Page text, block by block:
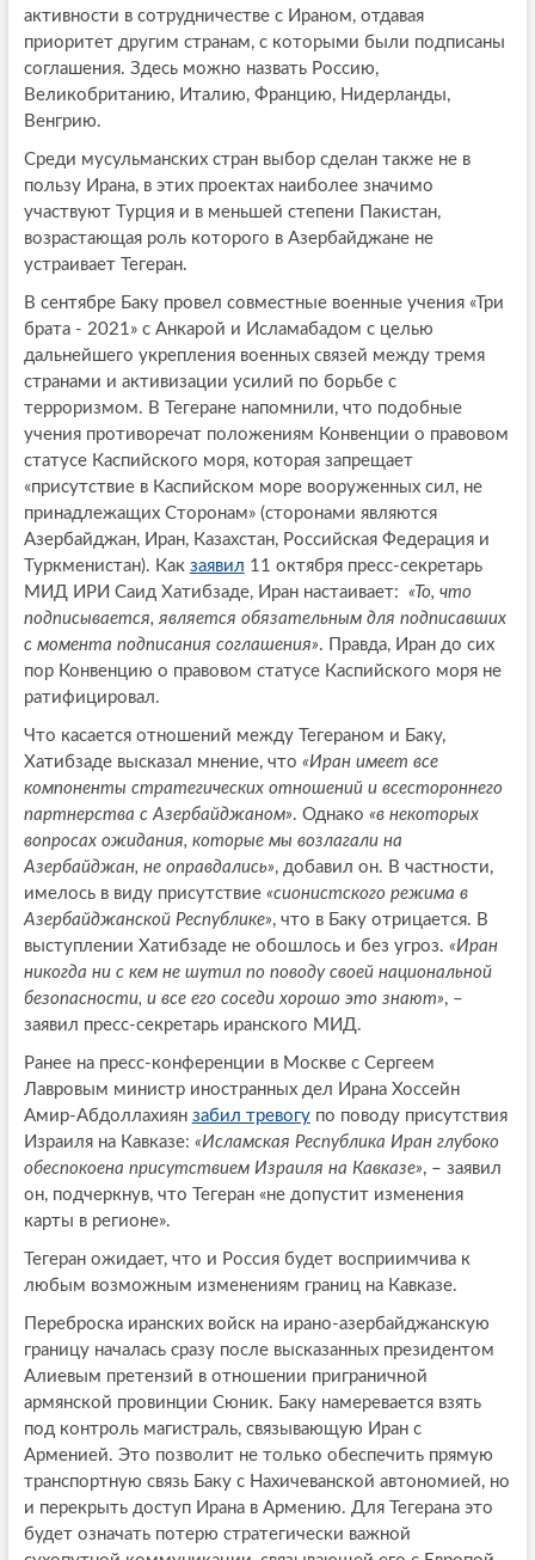
активности в сотрудничестве с Ираном, отдавая
приоритет другим странам, с которыми были подписаны
соглашения. Здесь можно назвать Россию,
Великобританию, Италию, Францию, Нидерланды,
Венгрию.
Среди мусульманских стран выбор сделан также не в
пользу Ирана, в этих проектах наиболее значимо
участвуют Турция и в меньшей степени Пакистан,
возрастающая роль которого в Азербайджане не
устраивает Тегеран.
В сентябре Баку провел совместные военные учения «Три
брата - 2021» с Анкарой и Исламабадом с целью
дальнейшего укрепления военных связей между тремя
странами и активизации усилий по борьбе с
терроризмом. В Тегеране напомнили, что подобные
учения противоречат положениям Конвенции о правовом
статусе Каспийского моря, которая запрещает
«присутствие в Каспийском море вооруженных сил, не
принадлежащих Сторонам» (сторонами являются
Азербайджан, Иран, Казахстан, Российская Федерация и
Туркменистан). Как заявил 11 октября пресс-секретарь
МИД ИРИ Саид Хатибзаде, Иран настаивает: «То, что
подписывается, является обязательным для подписавших
с момента подписания соглашения». Правда, Иран до сих
пор Конвенцию о правовом статусе Каспийского моря не
ратифицировал.
Что касается отношений между Тегераном и Баку,
Хатибзаде высказал мнение, что «Иран имеет все
компоненты стратегических отношений и всестороннего
партнерства с Азербайджаном». Однако «в некоторых
вопросах ожидания, которые мы возлагали на
Азербайджан, не оправдались», добавил он. В частности,
имелось в виду присутствие «сионистского режима в
Азербайджанской Республике», что в Баку отрицается. В
выступлении Хатибзаде не обошлось и без угроз. «Иран
никогда ни с кем не шутил по поводу своей национальной
безопасности, и все его соседи хорошо это знают», –
заявил пресс-секретарь иранского МИД.
Ранее на пресс-конференции в Москве с Сергеем
Лавровым министр иностранных дел Ирана Хоссейн
Амир-Абдоллахиян забил тревогупо поводу присутствия
Израиля на Кавказе: «Исламская Республика Иран глубоко
обеспокоена присутствием Израиля на Кавказе», – заявил
он, подчеркнув, что Тегеран «не допустит изменения
карты в регионе».
Тегеран ожидает, что и Россия будет восприимчива к
любым возможным изменениям границ на Кавказе.
Переброска иранских войск на ирано-азербайджанскую
границу началась сразу после высказанных президентом
Алиевым претензий в отношении приграничной
армянской провинции Сюник. Баку намеревается взять
под контроль магистраль, связывающую Иран с
Арменией. Это позволит не только обеспечить прямую
транспортную связь Баку с Нахичеванской автономией, но
и перекрыть доступ Ирана в Армению. Для Тегерана это
будет означать потерю стратегически важной